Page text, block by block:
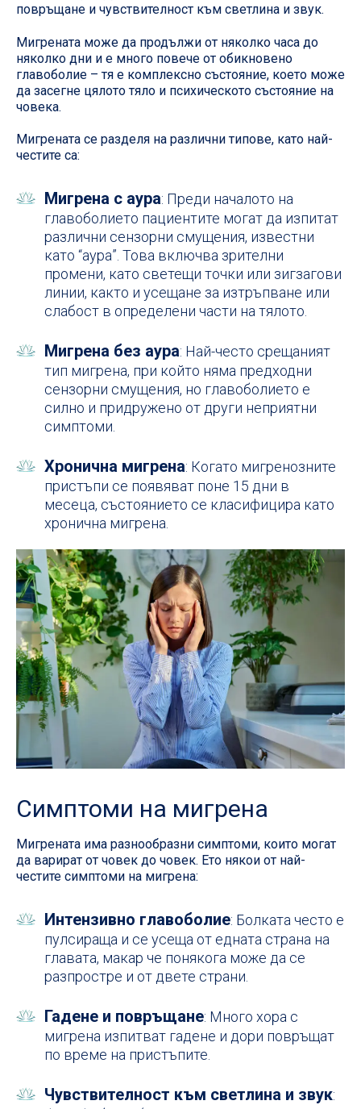
повръщане и чувствителност към светлина и звук.
Мигрената може да продължи от няколко часа до
няколко дни и е много повече от обикновено
главоболие – тя е комплексно състояние, което може
да засегне цялото тяло и психическото състояние на
човека.
Мигрената се разделя на различни типове, като най-
честите са:
Мигрена с аура: Преди началото на
главоболието пациентите могат да изпитат
различни сензорни смущения, известни
като “аура”. Това включва зрителни
промени, като светещи точки или зигзагови
линии, както и усещане за изтръпване или
слабост в определени части на тялото.
Мигрена без аура: Най-често срещаният
тип мигрена, при който няма предходни
сензорни смущения, но главоболието е
силно и придружено от други неприятни
симптоми.
Хронична мигрена: Когато мигренозните
пристъпи се появяват поне 15 дни в
месеца, състоянието се класифицира като
хронична мигрена.
Симптоми на мигрена
Мигрената има разнообразни симптоми, които могат
да варират от човек до човек. Ето някои от най-
честите симптоми на мигрена:
Интензивно главоболие: Болката често е
пулсираща и се усеща от едната страна на
главата, макар че понякога може да се
разпростре и от двете страни.
Гадене и повръщане: Много хора с
мигрена изпитват гадене и дори повръщат
по време на пристъпите.
Чувствителност към светлина и звук: